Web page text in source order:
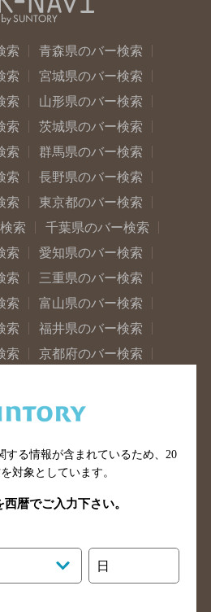
索
青森県のバー検索
索
宮城県のバー検索
索
山形県のバー検索
索
茨城県のバー検索
索
群馬県のバー検索
索
長野県のバー検索
索
東京都のバー検索
索
千葉県のバー検索
索
愛知県のバー検索
索
三重県のバー検索
索
富山県のバー検索
索
福井県のバー検索
索
京都府のバー検索
和歌山県のバー検索
索
鳥取県のバー検索
索
徳島県のバー検索
索
愛媛県のバー検索
佐賀県のバー検索
索
熊本県のバー検索
する情報が含まれているため、 20
対象としています。
暦でご入力下さい。
日